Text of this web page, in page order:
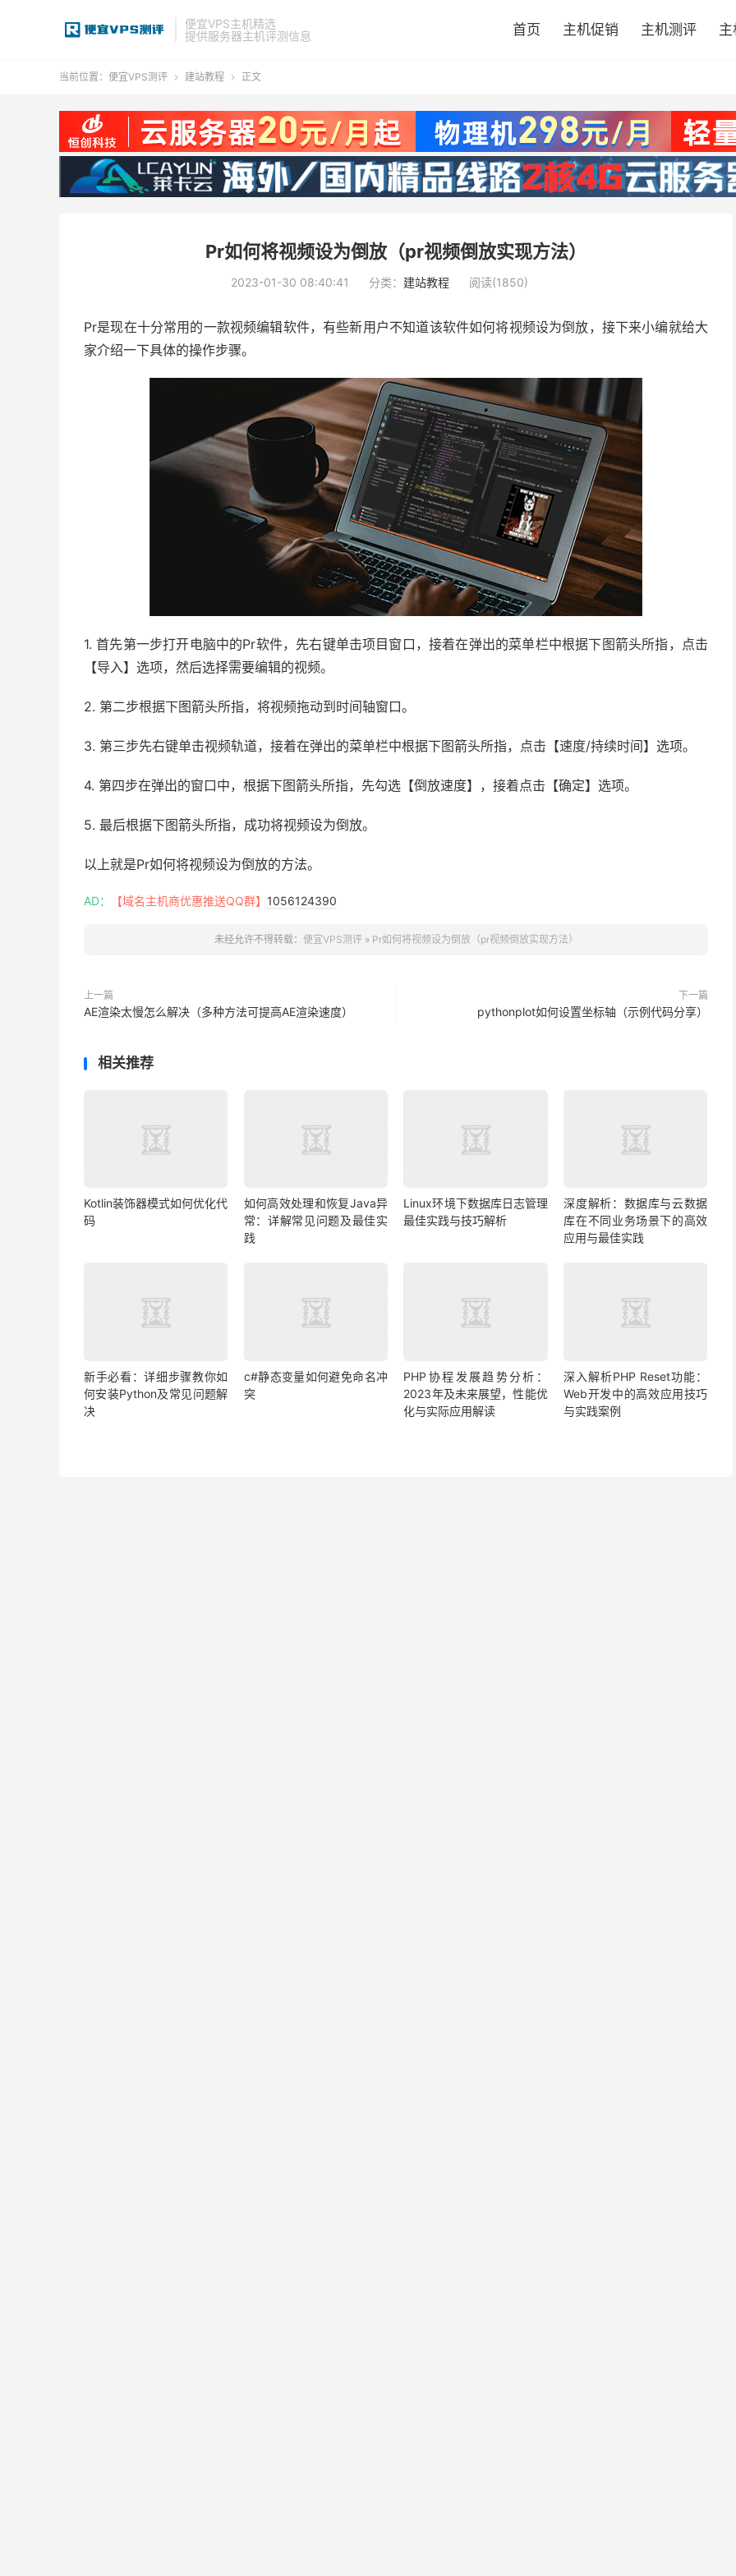
便宜VPS主机精选
提供服务器主机评测信息
首页 主机促销 主机测评
当前位置： 便宜VPS测评  建站教程  正文
Pr如何将视频设为倒放（pr视频倒放实现方法）
2023-01-30 08:40:41 分类： 建站教程 阅读(1850)
Pr是现在十分常用的一款视频编辑软件，有些新用户不知道该软件如何将视频设为倒放，接下来小编就给大
家介绍一下具体的操作步骤。
1. 首先第一步打开电脑中的Pr软件，先右键单击项目窗口，接着在弹出的菜单栏中根据下图箭头所指，点击
【导入】选项，然后选择需要编辑的视频。
2. 第二步根据下图箭头所指，将视频拖动到时间轴窗口。
3. 第三步先右键单击视频轨道，接着在弹出的菜单栏中根据下图箭头所指，点击【速度/持续时间】选项。
4. 第四步在弹出的窗口中，根据下图箭头所指，先勾选【倒放速度】，接着点击【确定】选项。
5. 最后根据下图箭头所指，成功将视频设为倒放。
以上就是Pr如何将视频设为倒放的方法。
AD： 【域名主机商优惠推送QQ群】 1056124390
未经允许不得转载： 便宜VPS测评» Pr如何将视频设为倒放（pr视频倒放实现方法）
上一篇
AE渲染太慢怎么解决（多种方法可提高AE渲染速度）
下一篇
pythonplot如何设置坐标轴（示例代码分享）
相关推荐
Kotlin装饰器模式如何优化代
码
如何高效处理和恢复Java异
常：详解常见问题及最佳实
践
Linux环境下数据库日志管理
最佳实践与技巧解析
深度解析：数据库与云数据
库在不同业务场景下的高效
应用与最佳实践
新手必看：详细步骤教你如
何安装Python及常见问题解
决
c#静态变量如何避免命名冲
突
PHP协程发展趋势分析：
2023年及未来展望，性能优
化与实际应用解读
深入解析PHP Reset功能：
Web开发中的高效应用技巧
与实践案例